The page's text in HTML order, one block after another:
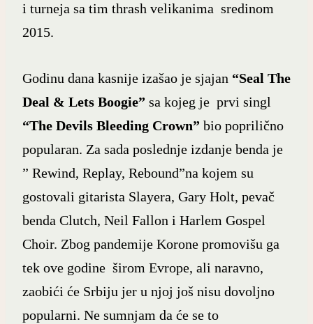
i turneja sa tim thrash velikanima sredinom
2015.
Godinu dana kasnije izašao je sjajan “Seal The
Deal & Lets Boogie” sa kojeg je prvi singl
“The Devils Bleeding Crown” bio poprilično
popularan. Za sada poslednje izdanje benda je
” Rewind, Replay, Rebound”na kojem su
gostovali gitarista Slayera, Gary Holt, pevač
benda Clutch, Neil Fallon i Harlem Gospel
Choir. Zbog pandemije Korone promovišu ga
tek ove godine širom Evrope, ali naravno,
zaobići će Srbiju jer u njoj još nisu dovoljno
popularni. Ne sumnjam da će se to